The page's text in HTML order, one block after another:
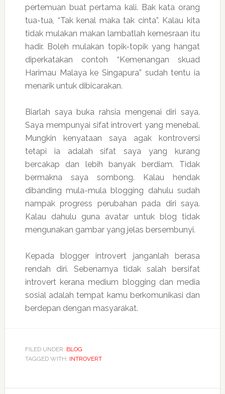
pertemuan buat pertama kali. Bak kata orang
tua-tua, “Tak kenal maka tak cinta”. Kalau kita
tidak mulakan makan lambatlah kemesraan itu
hadir. Boleh mulakan topik-topik yang hangat
diperkatakan contoh “Kemenangan skuad
Harimau Malaya ke Singapura” sudah tentu ia
menarik untuk dibicarakan.
Biarlah saya buka rahsia mengenai diri saya.
Saya mempunyai sifat introvert yang menebal.
Mungkin kenyataan saya agak kontroversi
tetapi ia adalah sifat saya yang kurang
bercakap dan lebih banyak berdiam. Tidak
bermakna saya sombong. Kalau hendak
dibanding mula-mula blogging dahulu sudah
nampak progress perubahan pada diri saya.
Kalau dahulu guna avatar untuk blog tidak
mengunakan gambar yang jelas bersembunyi.
Kepada blogger introvert janganlah berasa
rendah diri. Sebenarnya tidak salah bersifat
introvert kerana medium blogging dan media
sosial adalah tempat kamu berkomunikasi dan
berdepan dengan masyarakat.
FILED UNDER: BLOG
TAGGED WITH: INTROVERT